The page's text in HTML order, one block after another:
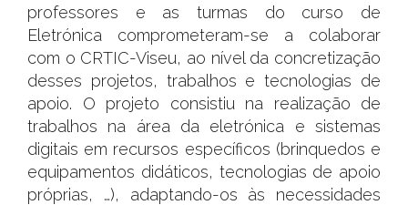
professores e as turmas do curso de
Eletrónica comprometeram-se a colaborar
com o CRTIC-Viseu, ao nível da concretização
desses projetos, trabalhos e tecnologias de
apoio. O projeto consistiu na realização de
trabalhos na área da eletrónica e sistemas
digitais em recursos específicos (brinquedos e
equipamentos didáticos, tecnologias de apoio
próprias, …), adaptando-os às necessidades